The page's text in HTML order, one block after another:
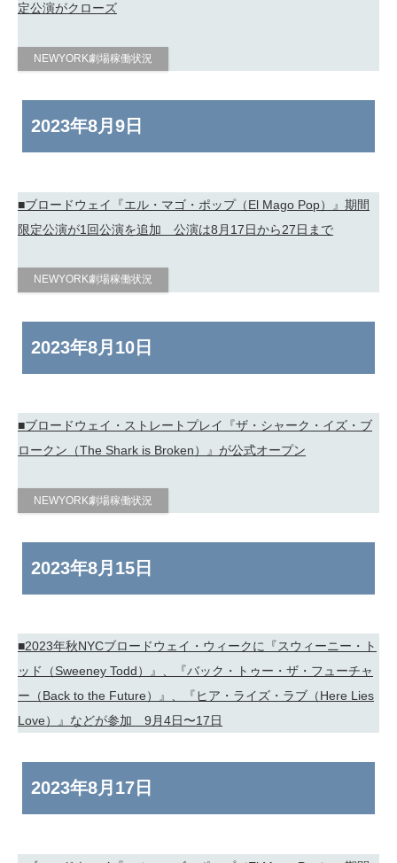
定公演がクローズ
NEWYORK劇場稼働状況
2023年8月9日
■ブロードウェイ『エル・マゴ・ポップ（El Mago Pop）』期間
限定公演が1回公演を追加 公演は8月17日から27日まで
NEWYORK劇場稼働状況
2023年8月10日
■ブロードウェイ・ストレートプレイ『ザ・シャーク・イズ・ブ
ロークン（The Shark is Broken）』が公式オープン
NEWYORK劇場稼働状況
2023年8月15日
■2023年秋NYCブロードウェイ・ウィークに『スウィーニー・ト
ッド（Sweeney Todd）』、『バック・トゥー・ザ・フューチャ
ー（Back to the Future）』、『ヒア・ライズ・ラブ（Here Lies
Love）』などが参加 9月4日〜17日
2023年8月17日